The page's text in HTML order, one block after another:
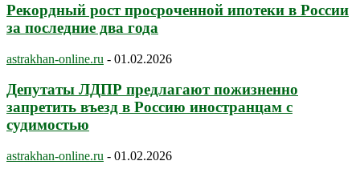
Рекордный рост просроченной ипотеки в России
за последние два года
astrakhan-online.ru - 01.02.2026
Депутаты ЛДПР предлагают пожизненно
запретить въезд в Россию иностранцам с
судимостью
astrakhan-online.ru - 01.02.2026